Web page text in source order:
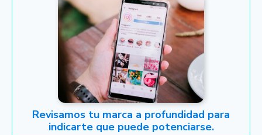
Revisamos tu marca a profundidad para
indicarte que puede potenciarse.